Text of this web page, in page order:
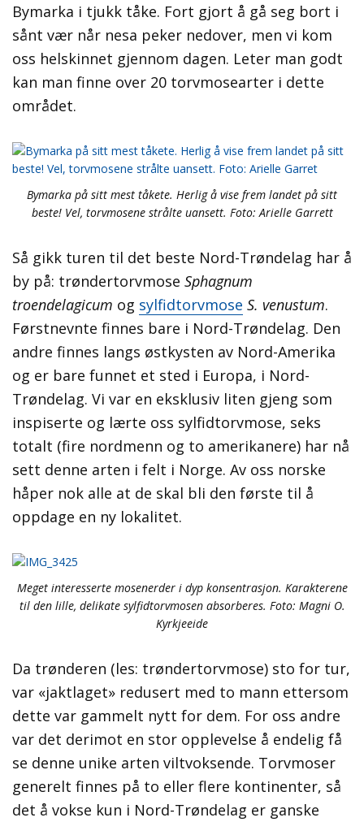
Bymarka i tjukk tåke. Fort gjort å gå seg bort i
sånt vær når nesa peker nedover, men vi kom
oss helskinnet gjennom dagen. Leter man godt
kan man finne over 20 torvmosearter i dette
området.
Bymarka på sitt mest tåkete. Herlig å vise frem landet på sitt
beste! Vel, torvmosene strålte uansett. Foto: Arielle Garrett
Så gikk turen til det beste Nord-Trøndelag har å
by på: trøndertorvmose Sphagnum
troendelagicum og sylfidtorvmose S. venustum.
Førstnevnte finnes bare i Nord-Trøndelag. Den
andre finnes langs østkysten av Nord-Amerika
og er bare funnet et sted i Europa, i Nord-
Trøndelag. Vi var en eksklusiv liten gjeng som
inspiserte og lærte oss sylfidtorvmose, seks
totalt (fire nordmenn og to amerikanere) har nå
sett denne arten i felt i Norge. Av oss norske
håper nok alle at de skal bli den første til å
oppdage en ny lokalitet.
Meget interesserte mosenerder i dyp konsentrasjon. Karakterene
til den lille, delikate sylfidtorvmosen absorberes. Foto: Magni O.
Kyrkjeeide
Da trønderen (les: trøndertorvmose) sto for tur,
var «jaktlaget» redusert med to mann ettersom
dette var gammelt nytt for dem. For oss andre
var det derimot en stor opplevelse å endelig få
se denne unike arten viltvoksende. Torvmoser
generelt finnes på to eller flere kontinenter, så
det å vokse kun i Nord-Trøndelag er ganske